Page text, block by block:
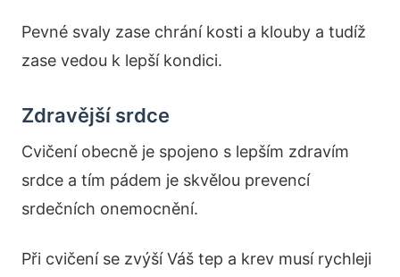
Pevné svaly zase chrání kosti a klouby a tudíž
zase vedou k lepší kondici.
Zdravější srdce
Cvičení obecně je spojeno s lepším zdravím
srdce a tím pádem je skvělou prevencí
srdečních onemocnění.
Při cvičení se zvýší Váš tep a krev musí rychleji